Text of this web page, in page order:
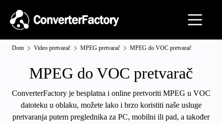
Dom Video pretvarač MPEG pretvarač MPEG do VOC pretvarač
MPEG do VOC pretvarač
ConverterFactory je besplatna i online pretvoriti MPEG u VOC
datoteku u oblaku, možete lako i brzo koristiti naše usluge
pretvaranja putem preglednika za PC, mobilni ili pad, a također